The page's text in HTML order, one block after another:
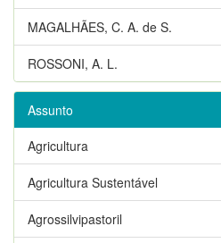
MAGALHÃES, C. A. de S.
ROSSONI, A. L.
Assunto
Agricultura
Agricultura Sustentável
Agrossilvipastoril